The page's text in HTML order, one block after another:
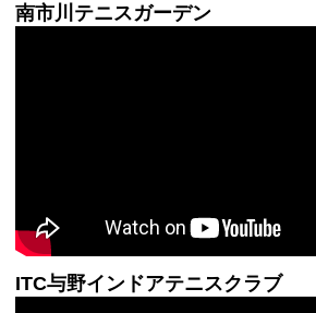
南市川テニスガーデン
ITC与野インドアテニスクラブ